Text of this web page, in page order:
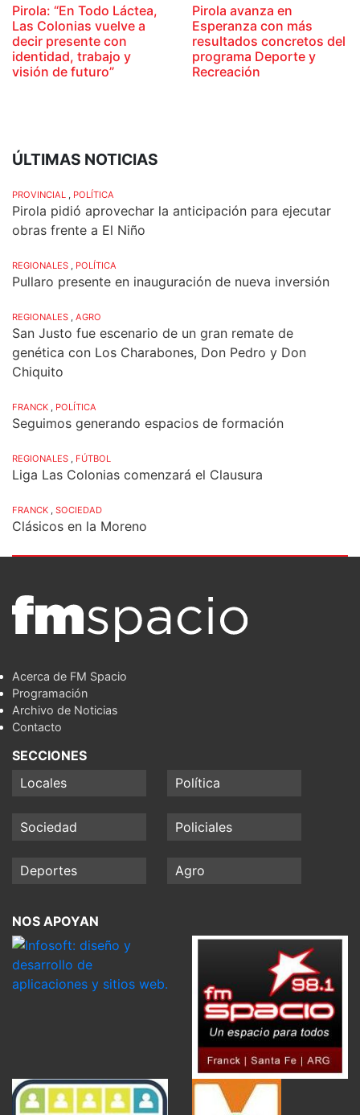
Pirola: “En Todo Láctea,
Las Colonias vuelve a
decir presente con
identidad, trabajo y
visión de futuro”
Pirola avanza en
Esperanza con más
resultados concretos del
programa Deporte y
Recreación
ÚLTIMAS NOTICIAS
PROVINCIAL POLÍTICA
Pirola pidió aprovechar la anticipación para ejecutar
obras frente a El Niño
REGIONALES POLÍTICA
Pullaro presente en inauguración de nueva inversión
REGIONALES AGRO
San Justo fue escenario de un gran remate de
genética con Los Charabones, Don Pedro y Don
Chiquito
FRANCK POLÍTICA
Seguimos generando espacios de formación
REGIONALES FÚTBOL
Liga Las Colonias comenzará el Clausura
FRANCK SOCIEDAD
Clásicos en la Moreno
Acerca de FM Spacio
Programación
Archivo de Noticias
Contacto
SECCIONES
Locales
Política
Sociedad Policiales
Deportes Agro
NOS APOYAN